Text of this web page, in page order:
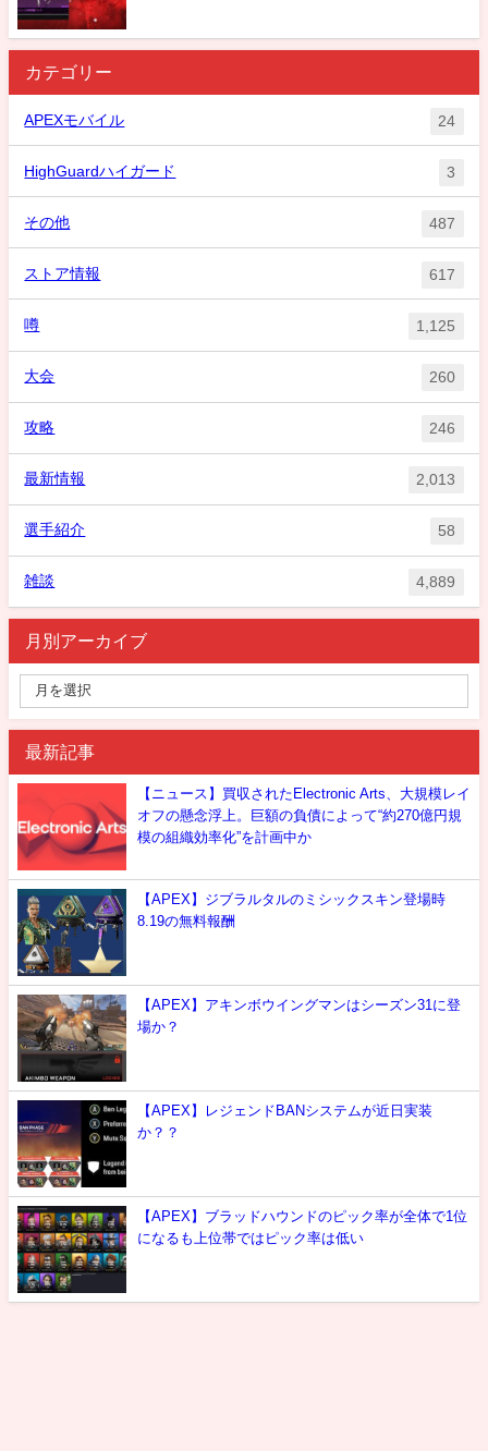
カテゴリー
APEXモバイル 24
HighGuardハイガード 3
その他 487
ストア情報 617
噂 1,125
大会 260
攻略 246
最新情報 2,013
選手紹介 58
雑談 4,889
月別アーカイブ
最新記事
【ニュース】買収されたElectronic Arts、大規模レイ
オフの懸念浮上。巨額の負債によって“約270億円規
模の組織効率化”を計画中か
【APEX】ジブラルタルのミシックスキン登場時
8.19の無料報酬
【APEX】アキンボウイングマンはシーズン31に登
場か？
【APEX】レジェンドBANシステムが近日実装
か？？
【APEX】ブラッドハウンドのピック率が全体で1位
になるも上位帯ではピック率は低い